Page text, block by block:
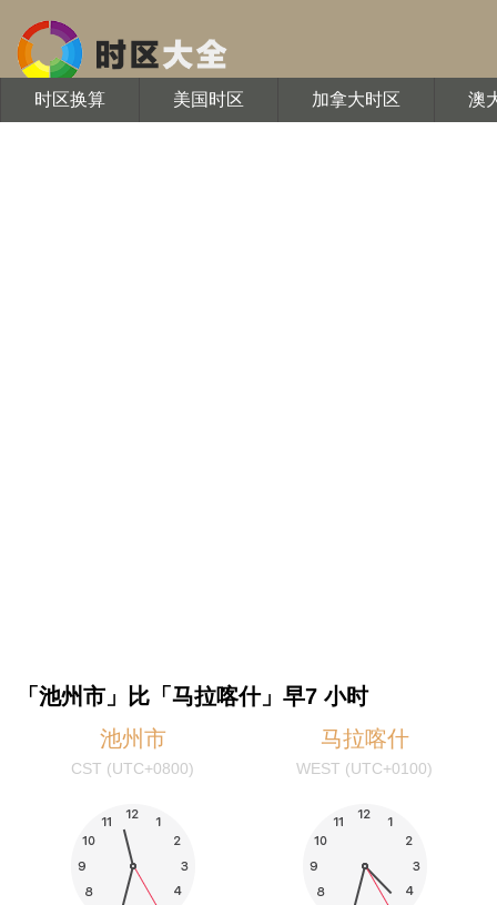
时区换算 美国时区 加拿大时区 澳
「池州市」比「马拉喀什」早7 小时
池州市
CST (UTC+0800)
马拉喀什
WEST (UTC+0100)